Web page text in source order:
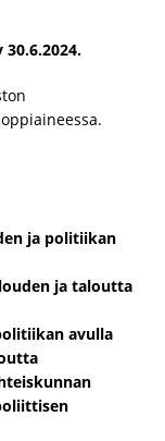
ja politiikan
ja taloutta
avulla